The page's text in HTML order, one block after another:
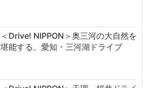
＜Drive! NIPPON＞奥三河の大自然を
堪能する、愛知・三河湖ドライブ